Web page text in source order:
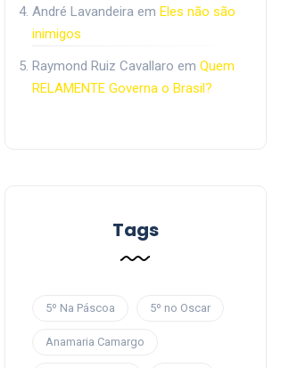
André Lavandeiraem Eles não são
inimigos
Raymond Ruiz Cavallaro em Quem
RELAMENTE Governa o Brasil?
Tags
5º Na Páscoa 5º no Oscar
Anamaria Camargo